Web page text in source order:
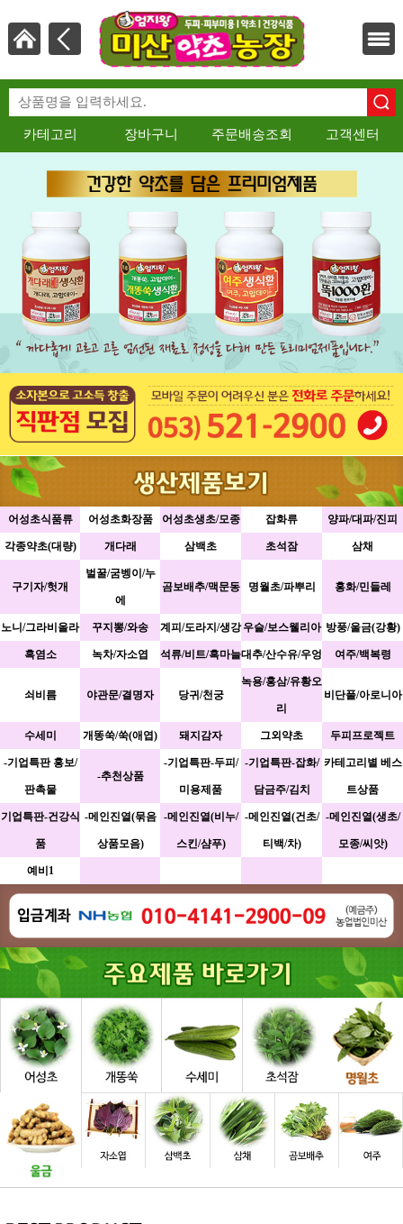
카테고리 장바구니 주문배송조회 고객센터
어성초식품류 어성초화장품 어성초생초/모종 잡화류 양파/대파/진피
각종약초(대량) 개다래 삼백초 초석잠 삼채
구기자/헛개
벌꿀/굼벵이/누
에
곰보배추/맥문동 명월초/파뿌리 홍화/민들레
노니/그라비올라 꾸지뽕/와송 계피/도라지/생강 우슬/보스웰리아 방풍/울금(강황)
흑염소 녹차/자소엽 석류/비트/흑마늘대추/산수유/우엉 여주/백복령
쇠비름 야관문/결명자 당귀/천궁
녹용/홍삼/유황오
리
비단풀/아로니아
수세미 개똥쑥/쑥(애엽) 돼지감자 그외약초 두피프로젝트
-기업특판 홍보/
판촉물
-추천상품
-기업특판-두피/
미용제품
-기업특판-잡화/
담금주/김치
카테고리별 베스
트상품
기업특판-건강식
품
-메인진열(묶음
상품모음)
-메인진열(비누/
스킨/샴푸)
-메인진열(건초/
티백/차)
-메인진열(생초/
모종/씨앗)
예비1